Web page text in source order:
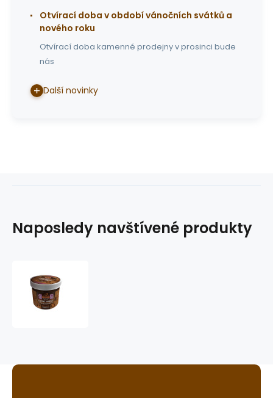
Otvírací doba v období vánočních svátků a
nového roku
Otvírací doba kamenné prodejny v prosinci bude
nás
Další novinky
Naposledy navštívené produkty
pohmožděninách